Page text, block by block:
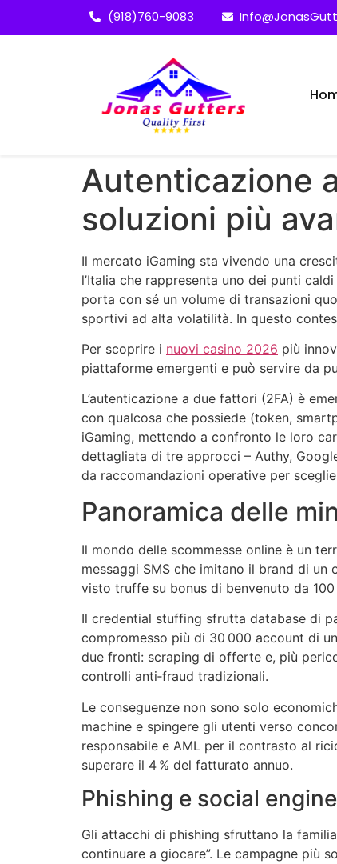
(918)760-9083
Autenticazione
soluzioni più
Il mercato iGaming sta vivendo una
l’Italia che rappresenta uno dei punti
porta con sé un volume di transazioni
sportivi ad alta volatilità. In questo
Per scoprire i nuovi casino 2026 più
piattaforme emergenti e può servire da
L’autenticazione a due fattori (2FA) è
con qualcosa che possiede (token,
iGaming, mettendo a confronto le loro
dettagliata di tre approcci – Authy,
da raccomandazioni operative per
Panoramica delle
Il mondo delle scommesse online è un
messaggi SMS che imitano il brand di
visto truffe su bonus di benvenuto da
Il credential stuffing sfrutta database di
compromesso più di 30 000 account di
due fronti: scraping di offerte e, più
controlli anti‑fraud tradizionali.
Le conseguenze non sono solo
machine e spingere gli utenti verso
responsabile e AML per il contrasto al
superare il 4 % del fatturato annuo.
Phishing e social
Gli attacchi di phishing sfruttano la
continuare a giocare”. Le campagne più